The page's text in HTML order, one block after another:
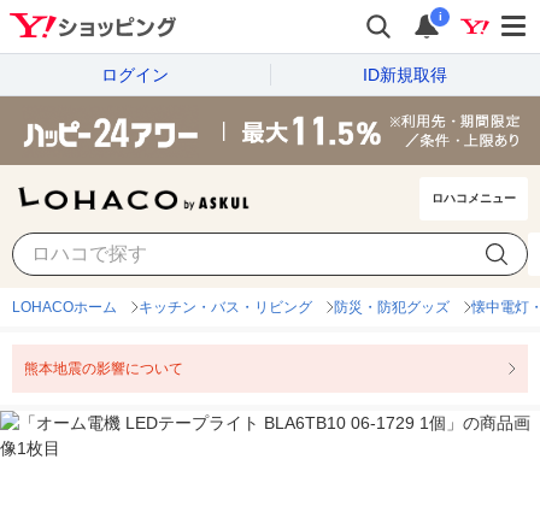
i
ログイン ID新規取得
ロハコメニュー
LOHACOホーム キッチン・バス・リビング 防災・防犯グッズ 懐中電灯
熊本地震の影響について